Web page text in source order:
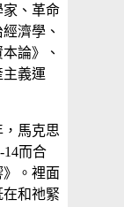
家、革命
濟學、
論》、
主義運
，馬克思
14而合
。裡面
和祂緊